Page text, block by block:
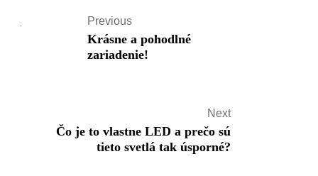
Previous
Krásne a pohodlné
zariadenie!
Next
Čo je to vlastne LED a prečo sú
tieto svetlá tak úsporné?